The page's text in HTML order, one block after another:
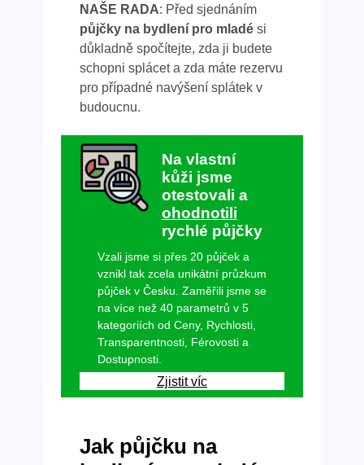
NAŠE RADA: Před sjednáním
půjčky na bydlení pro mladési
důkladně spočítejte, zda ji budete
schopni splácet a zda máte rezervu
pro případné navýšení splátek v
budoucnu.
Na vlastní
kůži jsme
otestovali a
ohodnotili
rychlé půjčky
Vzali jsme si přes 20 půjček a
vznikl tak zcela unikátní průzkum
půjček v Česku. Zaměřili jsme se
na více než 40 parametrů v 5
kategoriích od Ceny, Rychlosti,
Transparentnosti, Férovosti a
Dostupnosti.
Zjistit víc
Jak půjčku na